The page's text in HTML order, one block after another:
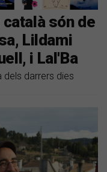
són de
Lildami
i Lal'Ba
dels darrers dies